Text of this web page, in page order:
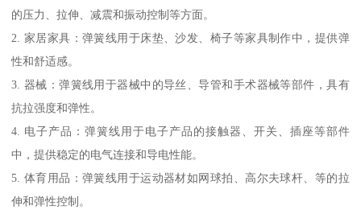
的压力、拉伸、减震和振动控制等方面。
2. 家居家具：弹簧线用于床垫、沙发、椅子等家具制作中，提供弹
性和舒适感。
3. 器械：弹簧线用于器械中的导丝、导管和手术器械等部件，具有
抗拉强度和弹性。
4. 电子产品：弹簧线用于电子产品的接触器、开关、插座等部件
中，提供稳定的电气连接和导电性能。
5. 体育用品：弹簧线用于运动器材如网球拍、高尔夫球杆、等的拉
伸和弹性控制。